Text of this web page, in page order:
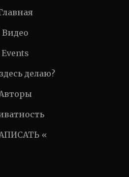
Видео
Events
делаю?
«